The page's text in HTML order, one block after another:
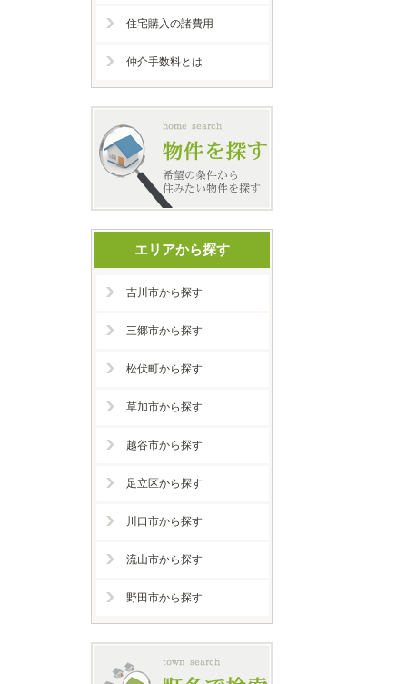
住宅購入の諸費用
仲介手数料とは
エリアから探す
吉川市から探す
三郷市から探す
松伏町から探す
草加市から探す
越谷市から探す
足立区から探す
川口市から探す
流山市から探す
野田市から探す